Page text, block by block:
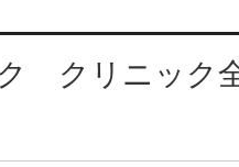
クリニック